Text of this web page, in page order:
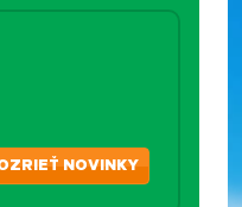
NOVINKY